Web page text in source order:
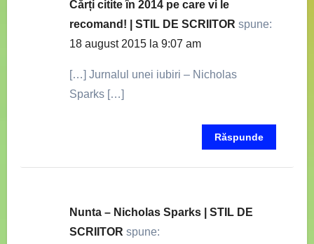
Cărți citite în 2014 pe care vi le
recomand! | STIL DE SCRIITOR spune:
18 august 2015 la 9:07 am
[…] Jurnalul unei iubiri – Nicholas
Sparks […]
Răspunde
Nunta – Nicholas Sparks | STIL DE
SCRIITOR spune: